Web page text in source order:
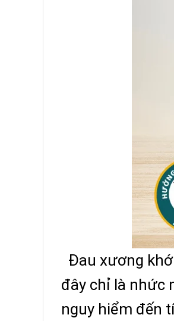
Đau xương
đây chỉ là nhức
nguy hiểm đến